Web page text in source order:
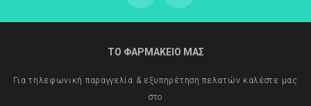
ΤΟ ΦΑΡΜΑΚΕΙΟ ΜΑΣ
Για τηλεφωνική παραγγελία & εξυπηρέτηση πελατών καλέστε μας
στο